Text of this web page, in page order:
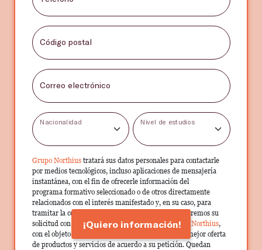
Código postal
Correo electrónico
Nacionalidad Nivel de estudios
Grupo Northius tratará sus datos personales para contactarle
por medios tecnológicos, incluso aplicaciones de mensajería
instantánea, con el fin de ofrecerle información del
programa formativo seleccionado o de otros directamente
relacionados con el interés manifestado y, en su caso, para
tramitar la contratación correspondiente. Compartiremos su
solicitud con las empresas que conforman elGrupo Northius,
con el objeto de que estas puedan hacerle llegar la mejor oferta
de productos y servicios de acuerdo a su petición. Quedan
¡Quiero información!